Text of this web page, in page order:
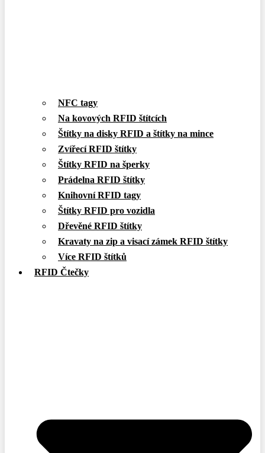
NFC tagy
Na kovových RFID štítcích
Štítky na disky RFID a štítky na mince
Zvířecí RFID štítky
Štítky RFID na šperky
Prádelna RFID štítky
Knihovní RFID tagy
Štítky RFID pro vozidla
Dřevěné RFID štítky
Kravaty na zip a visací zámek RFID štítky
Více RFID štítků
RFID Čtečky